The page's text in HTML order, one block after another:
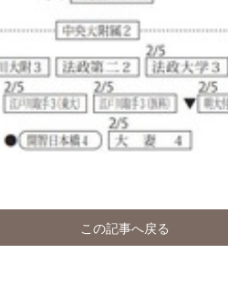
この記事へ戻る